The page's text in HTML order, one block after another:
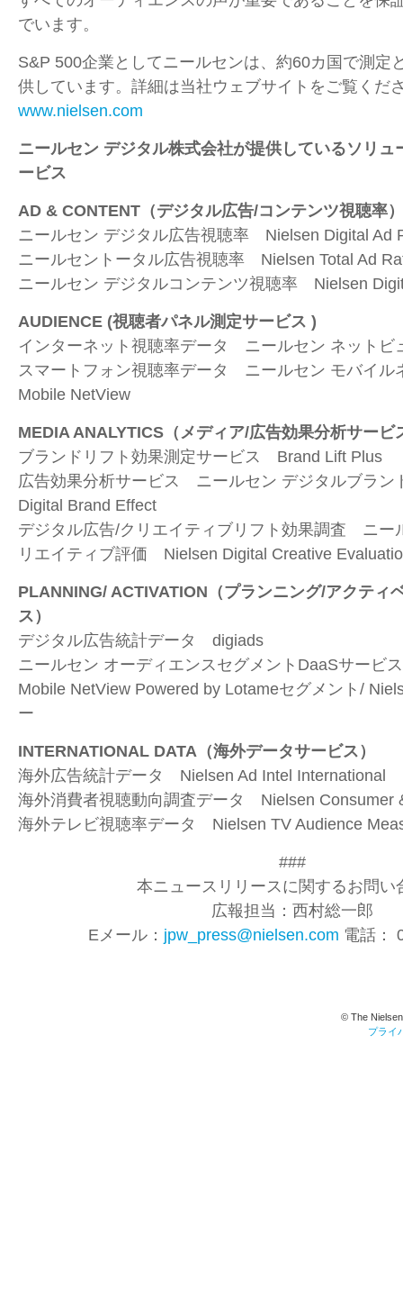
でいます。
S&P 500企業としてニールセンは、約60カ国で測定
供しています。詳細は当社ウェブサイトをご覧くだ
www.nielsen.com
ニールセン デジタル株式会社が提供しているソリュ
ービス
AD & CONTENT （デジタル広告/コンテンツ視聴率）
ニールセン デジタル広告視聴率 Nielsen Digital Ad
ニールセントータル広告視聴率 Nielsen Total Ad
ニールセン デジタルコンテンツ視聴率 Nielsen
AUDIENCE (視聴者パネル測定サービス )
インターネット視聴率データ ニールセン ネットビ
スマートフォン視聴率データ ニールセン モバイ
Mobile NetView
MEDIA ANALYTICS （メディア/広告効果分析サービ
ブランドリフト効果測定サービス Brand Lift Plus
広告効果分析サービス ニールセン デジタルブラ
Digital Brand Effect
デジタル広告/クリエイティブリフト効果調査 ニー
リエイティブ評価 Nielsen Digital Creative
PLANNING/ ACTIVATION （プランニング/アクティ
ス）
デジタル広告統計データ digiads
ニールセン オーディエンスセグメント DaaSサービ
Mobile NetView Powered by Lotameセグメント/
ー
INTERNATIONAL DATA （海外データサービス）
海外広告統計データ Nielsen Ad Intel International
海外消費者視聴動向調査データ Nielsen Consumer
海外テレビ視聴率データ Nielsen TV Audience
###
本ニュースリリースに関するお問い
広報担当：西村総一郎
Eメール： jpw_press@nielsen.com 電話：
© The
プライ